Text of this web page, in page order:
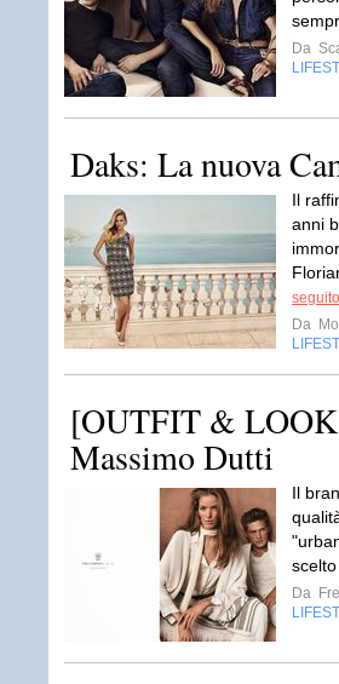
Da
Daks: La nuova
Il
anni
seguito
Da
[OUTFIT &
Massimo Dutti
Il
Da